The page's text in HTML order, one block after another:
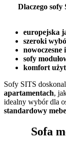
Dlaczego sofy
europejska
szeroki
nowoczesne
sofy
komfort
Sofy SITS
apartamentach,
idealny wybór dla
standardowy
Sofa